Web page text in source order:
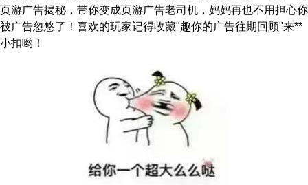
页游广告揭秘，带你变成页游广告老司机，妈妈再也不用担心你
被广告忽悠了！喜欢的玩家记得收藏"趣你的广告往期回顾"来**
小扣哟！